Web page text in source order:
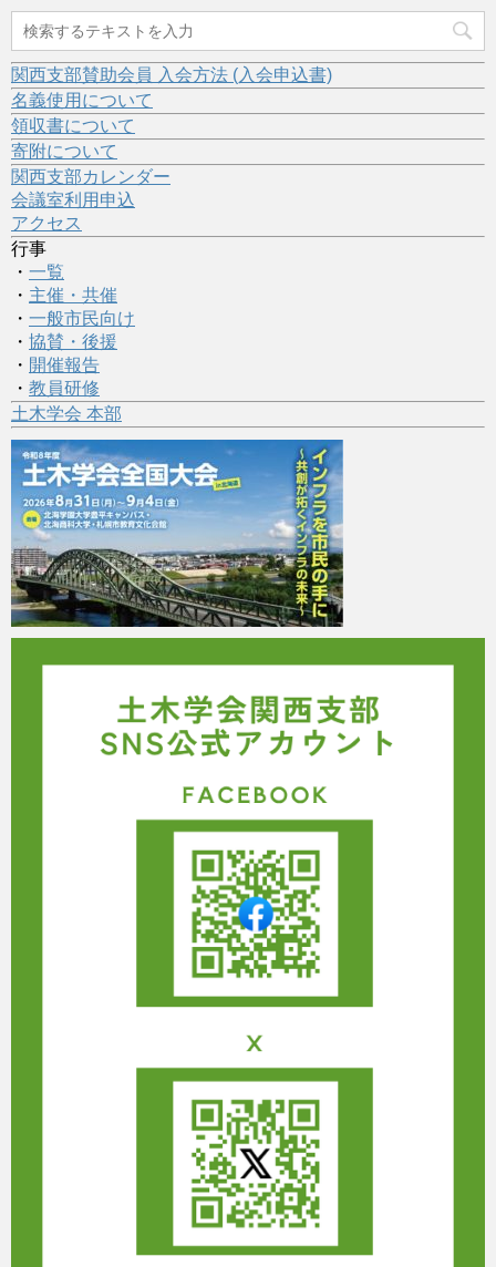
関西支部賛助会員 入会方法 (入会申込書)
名義使用について
領収書について
寄附について
関西支部カレンダー
会議室利用申込
アクセス
行事
・ 一覧
・ 主催・共催
・ 一般市民向け
・ 協賛・後援
・ 開催報告
・ 教員研修
土木学会 本部